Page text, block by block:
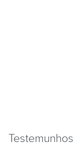
Testemunhos